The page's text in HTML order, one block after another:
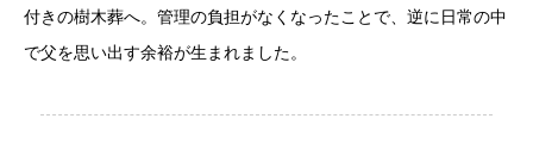
付きの樹木葬へ。管理の負担がなくなったことで、逆に日常の中
で父を思い出す余裕が生まれました。